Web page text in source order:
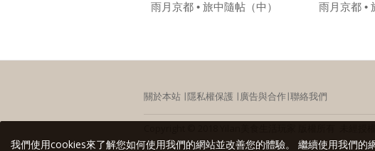
雨月京都 • 旅中隨帖（中） 雨月京都 •
關於本站 ∣隱私權保護 ∣廣告與合作∣聯絡我們
我們使用cookies來了解您如何使用我們的網站並改善您的體驗。 繼續使用我們